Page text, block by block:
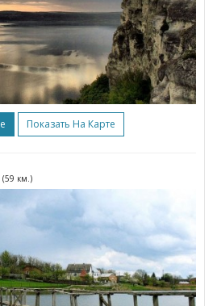
Показать На Карте
(59 км.)